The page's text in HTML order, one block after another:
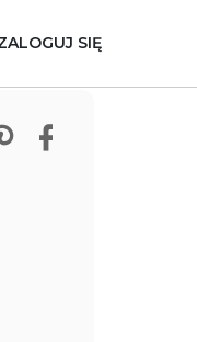
SIĘ
Zobacz nasze
Udostępnij